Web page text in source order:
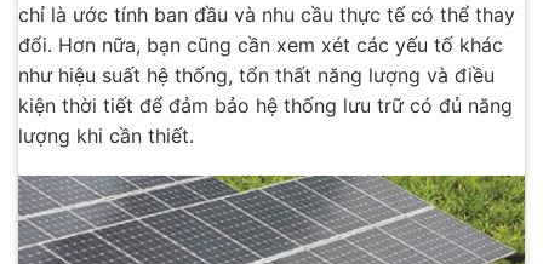
chỉ là ước tính ban đầu và nhu cầu thực tế có thể thay
đổi. Hơn nữa, bạn cũng cần xem xét các yếu tố khác
như hiệu suất hệ thống, tổn thất năng lượng và điều
kiện thời tiết để đảm bảo hệ thống lưu trữ có đủ năng
lượng khi cần thiết.